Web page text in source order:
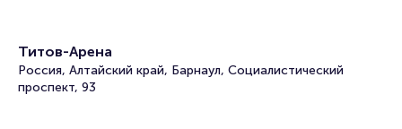
Титов-Арена
Россия, Алтайский край, Барнаул, Социалистический
проспект, 93